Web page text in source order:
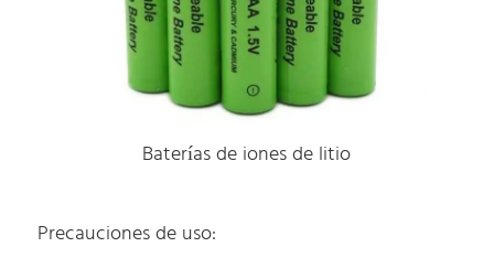
Baterías de iones de litio
Precauciones de uso: